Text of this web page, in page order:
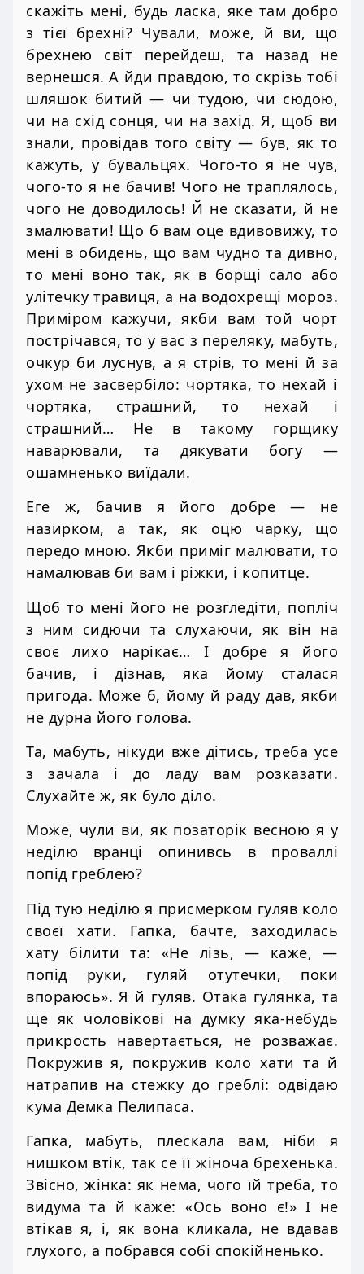
скажіть мені, будь ласка, яке там добро
з тієї брехні? Чували, може, й ви, що
брехнею світ перейдеш, та назад не
вернешся. А йди правдою, то скрізь тобі
шляшок битий — чи тудою, чи сюдою,
чи на схід сонця, чи на захід. Я, щоб ви
знали, провідав того світу — був, як то
кажуть, у бувальцях. Чого-то я не чув,
чого-то я не бачив! Чого не траплялось,
чого не доводилось! Й не сказати, й не
змалювати! Що б вам оце вдивовижу, то
мені в обидень, що вам чудно та дивно,
то мені воно так, як в борщі сало або
улітечку травиця, а на водохрещі мороз.
Приміром кажучи, якби вам той чорт
пострічався, то у вас з переляку, мабуть,
очкур би луснув, а я стрів, то мені й за
ухом не засвербіло: чортяка, то нехай і
чортяка, страшний, то нехай і
страшний… Не в такому горщику
наварювали, та дякувати богу —
ошамненько виїдали.
Еге ж, бачив я його добре — не
назирком, а так, як оцю чарку, що
передо мною. Якби приміг малювати, то
намалював би вам і ріжки, і копитце.
Щоб то мені його не розгледіти, попліч
з ним сидючи та слухаючи, як він на
своє лихо нарікає… І добре я його
бачив, і дізнав, яка йому сталася
пригода. Може б, йому й раду дав, якби
не дурна його голова.
Та, мабуть, нікуди вже дітись, треба усе
з зачала і до ладу вам розказати.
Слухайте ж, як було діло.
Може, чули ви, як позаторік весною я у
неділю вранці опинивсь в проваллі
попід греблею?
Під тую неділю я присмерком гуляв коло
своєї хати. Гапка, бачте, заходилась
хату білити та: «Не лізь, — каже, —
попід руки, гуляй отутечки, поки
впораюсь». Я й гуляв. Отака гулянка, та
ще як чоловікові на думку яка-небудь
прикрость навертається, не розважає.
Покружив я, покружив коло хати та й
натрапив на стежку до греблі: одвідаю
кума Демка Пелипаса.
Гапка, мабуть, плескала вам, ніби я
нишком втік, так се її жіноча брехенька.
Звісно, жінка: як нема, чого їй треба, то
видума та й каже: «Ось воно є!» І не
втікав я, і, як вона кликала, не вдавав
глухого, а побрався собі спокійненько.